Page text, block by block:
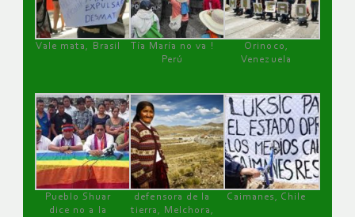
Vale mata, Brasil
Tía María no va !
Perú
Orinoco,
Venezuela
Pueblo Shuar
dice no a la
defensora de la
tierra, Melchora,
Caimanes, Chile